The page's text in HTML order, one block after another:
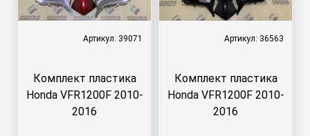
Артикул: 39071
Комплект пластика
Honda VFR1200F 2010-
2016
Артикул: 36563
Комплект пластика
Honda VFR1200F 2010-
2016